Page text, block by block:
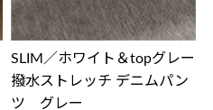
SLIM／ホワイト＆topグレー
撥水ストレッチ デニムパン
ツ グレー